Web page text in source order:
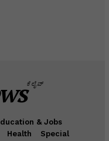
ಕೆಲೈವ್
& Jobs
Health Special